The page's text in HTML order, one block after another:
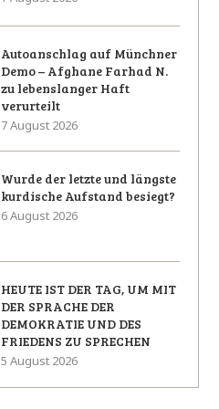
Autoanschlag auf Münchner
Demo – Afghane Farhad N.
zu lebenslanger Haft
verurteilt
7 August 2026
Wurde der letzte und längste
kurdische Aufstand besiegt?
6 August 2026
HEUTE IST DER TAG, UM MIT
DER SPRACHE DER
DEMOKRATIE UND DES
FRIEDENS ZU SPRECHEN
5 August 2026